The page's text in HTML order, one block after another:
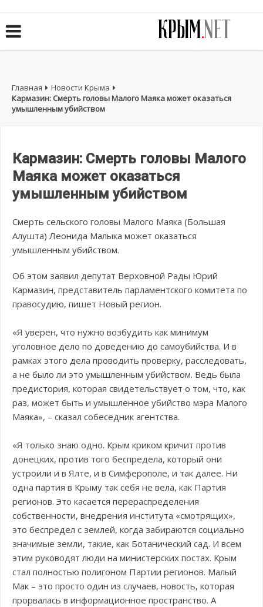
Главная
Новости Крыма
Кармазин: Смерть головы Малого Маяка может оказаться
умышленным убийством
Кармазин: Смерть головы Малого
Маяка может оказаться
умышленным убийством
Смерть сельского головы Малого Маяка (Большая
Алушта) Леонида Малыка может оказаться
умышленным убийством.
Об этом заявил депутат Верховной Рады Юрий
Кармазин, представитель парламентского комитета по
правосудию, пишет Новый регион.
«Я уверен, что нужно возбудить как минимум
уголовное дело по доведению до самоубийства. И в
рамках этого дела проводить проверку, расследовать,
а не было ли это умышленным убийством. Ведь была
предистория, которая свидетельствует о том, что, как
раз, может быть и умышленное убийство мэра Малого
Маяка», – сказал собеседник агентства.
«Я только знаю одно. Крым криком кричит против
донецких, против того беспредела, который они
устроили и в Ялте, и в Симферополе, и так далее. Ни
одна партия в Крыму так себя не вела, как Партия
регионов. Это касается перераспределения
собственности, внедрения института «смотрящих»,
это беспредел с землей, когда забираются социально
значимые земли, такие, как Ботанический сад. И всем
этим руководят люди на министерских постах. Крым
стал полностью полигоном Партии регионов. Малый
Мак – это просто один из случаев, новость, которая
прорвалась в информационное пространство. А